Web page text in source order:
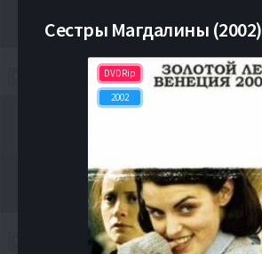
Сестры Магдалины (2002)
DVDRip
2002